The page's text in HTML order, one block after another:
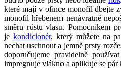
které mají v ofince monofil dbejte
monofil hřebenem nenávratně
směru růstu vlasu. Pomocníkem
je kondicionér, který můžete na
nechat uschnout a jemně prsty
doporučujeme pravidelně
impregnuje vlákno a aplikuje se pár